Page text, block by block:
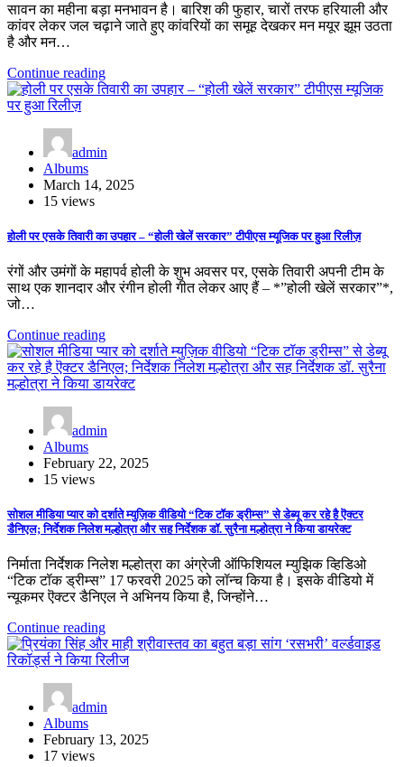
सावन का महीना बड़ा मनभावन है। बारिश की फुहार, चारों तरफ हरियाली और
कांवर लेकर जल चढ़ाने जाते हुए कांवरियों का समूह देखकर मन मयूर झूम उठता
है और मन…
Continue reading
admin
Albums
March 14, 2025
15 views
होली पर एसके तिवारी का उपहार – “होली खेलें सरकार” टीपीएस म्यूजिक पर हुआ रिलीज़
रंगों और उमंगों के महापर्व होली के शुभ अवसर पर, एसके तिवारी अपनी टीम के
साथ एक शानदार और रंगीन होली गीत लेकर आए हैं – *”होली खेलें सरकार”*,
जो…
Continue reading
admin
Albums
February 22, 2025
15 views
सोशल मीडिया प्यार को दर्शाते म्युज़िक वीडियो “टिक टॉक ड्रीम्स” से डेब्यू कर रहे है ऎक्टर
डैनिएल; निर्देशक निलेश मल्होत्रा और सह निर्देशक डॉ. सुरैना मल्होत्रा ने किया डायरेक्ट
निर्माता निर्देशक निलेश मल्होत्रा का अंग्रेजी ऑफिशियल म्युझिक व्हिडिओ
“टिक टॉक ड्रीम्स” 17 फरवरी 2025 को लॉन्च किया है। इसके वीडियो में
न्यूकमर ऎक्टर डैनिएल ने अभिनय किया है, जिन्होंने…
Continue reading
admin
Albums
February 13, 2025
17 views